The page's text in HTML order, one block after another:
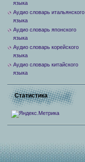
языка
Аудио словарь итальянского
языка
Аудио словарь японского
языка
Аудио словарь корейского
языка
Аудио словарь китайского
языка
Статистика